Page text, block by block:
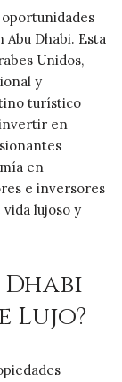
Abu Dhabi. Esta
Unidos,
y
turístico
en
en
e inversores
lujoso y
Lujo?